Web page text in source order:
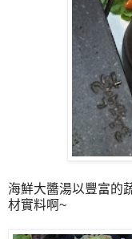
海鮮大醬湯以豐富的
材實料啊~